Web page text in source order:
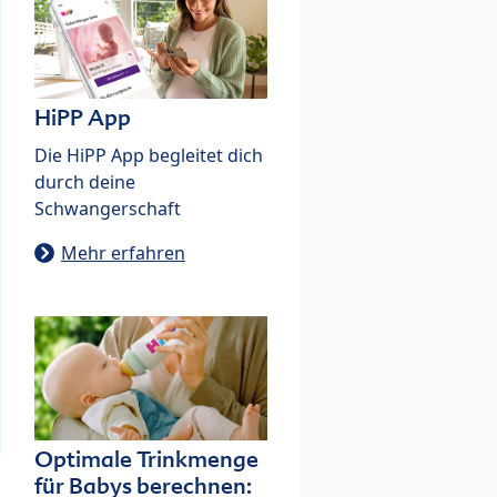
HiPP App
Die HiPP App begleitet dich
durch deine
Schwangerschaft
Mehr erfahren
Optimale Trinkmenge
für Babys berechnen: